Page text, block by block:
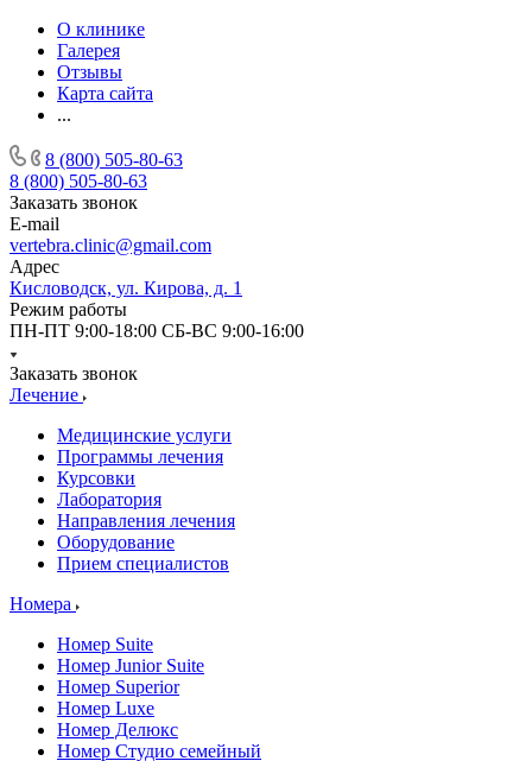
О клинике
Галерея
Отзывы
Карта сайта
...
8 (800) 505-80-63
8 (800) 505-80-63
Заказать звонок
E-mail
vertebra.clinic@gmail.com
Адрес
Кисловодск, ул. Кирова, д. 1
Режим работы
ПН-ПТ 9:00-18:00 СБ-ВС 9:00-16:00
Заказать звонок
Лечение
Медицинские услуги
Программы лечения
Курсовки
Лаборатория
Направления лечения
Оборудование
Прием специалистов
Номера
Номер Suite
Номер Junior Suite
Номер Superior
Номер Luxe
Номер Делюкс
Номер Студио семейный